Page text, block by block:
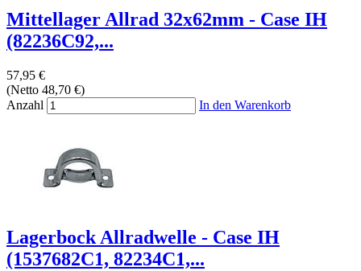
Mittellager Allrad 32x62mm - Case IH
(82236C92,...
57,95 €
(Netto 48,70 €)
Anzahl
In den Warenkorb
Lagerbock Allradwelle - Case IH
(1537682C1, 82234C1,...